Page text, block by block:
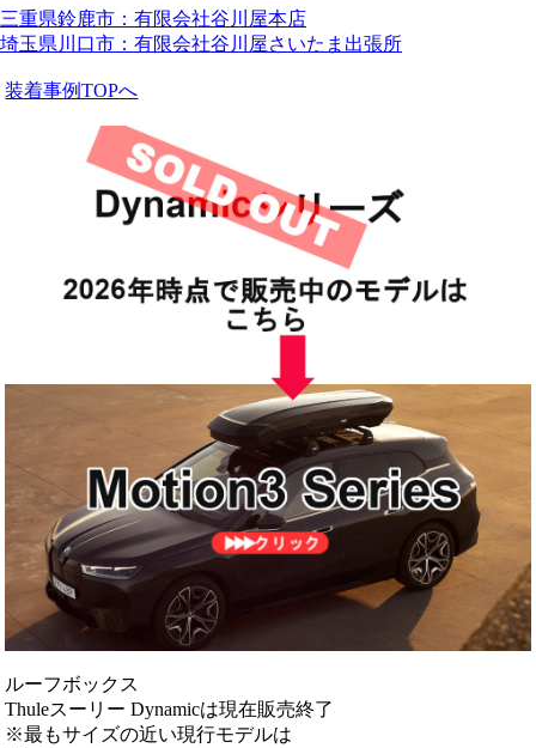
三重県鈴鹿市：有限会社谷川屋本店
埼玉県川口市：有限会社谷川屋さいたま出張所
装着事例TOPへ
ルーフボックス
Thuleスーリー Dynamicは現在販売終了
※最もサイズの近い現行モデルは